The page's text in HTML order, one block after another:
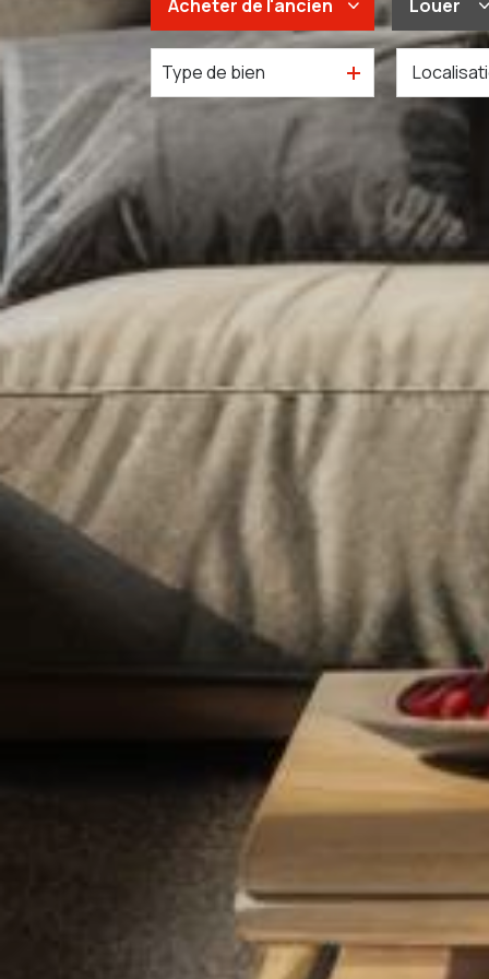
Acheter de l'ancien
De l'ancien
Louer
à
De
Type de bien